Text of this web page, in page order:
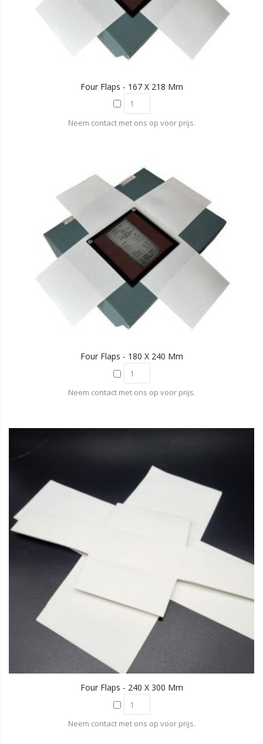
Four Flaps - 167 X 218 Mm
Neem contact met ons op voor prijs.
Four Flaps - 180 X 240 Mm
Neem contact met ons op voor prijs.
Four Flaps - 240 X 300 Mm
Neem contact met ons op voor prijs.